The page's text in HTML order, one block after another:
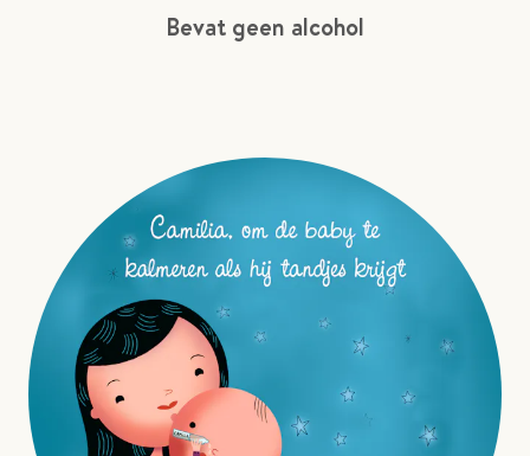
Bevat geen alcohol